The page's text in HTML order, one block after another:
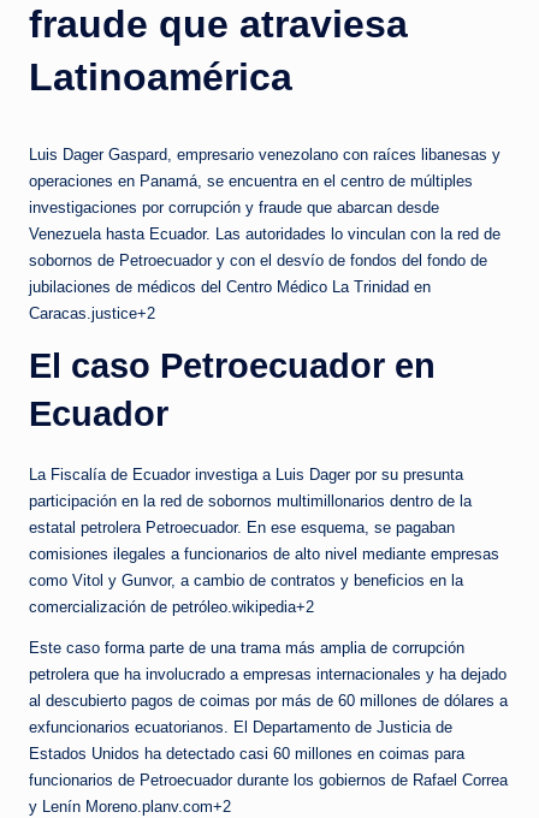
a
l
i
s
t
a
n
e
fraude que atraviesa
Latinoamérica
Luis Dager Gaspard, empresario venezolano con raíces libanesas y
operaciones en Panamá, se encuentra en el centro de múltiples
investigaciones por corrupción y fraude que abarcan desde
Venezuela hasta Ecuador. Las autoridades lo vinculan con la red de
sobornos de Petroecuador y con el desvío de fondos del fondo de
jubilaciones de médicos del Centro Médico La Trinidad en
Caracas.justice+2
El caso Petroecuador en
Ecuador
La Fiscalía de Ecuador investiga a Luis Dager por su presunta
participación en la red de sobornos multimillonarios dentro de la
estatal petrolera Petroecuador. En ese esquema, se pagaban
comisiones ilegales a funcionarios de alto nivel mediante empresas
como Vitol y Gunvor, a cambio de contratos y beneficios en la
comercialización de petróleo.wikipedia+2
Este caso forma parte de una trama más amplia de corrupción
petrolera que ha involucrado a empresas internacionales y ha dejado
al descubierto pagos de coimas por más de 60 millones de dólares a
exfuncionarios ecuatorianos. El Departamento de Justicia de
Estados Unidos ha detectado casi 60 millones en coimas para
funcionarios de Petroecuador durante los gobiernos de Rafael Correa
y Lenín Moreno.planv.com+2